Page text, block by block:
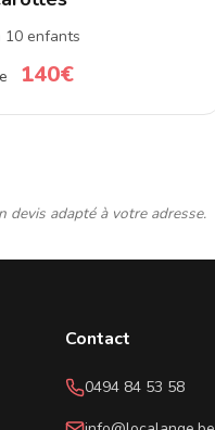
10 enfants
140€
adapté à votre adresse.
Contact
0494 84 53 58